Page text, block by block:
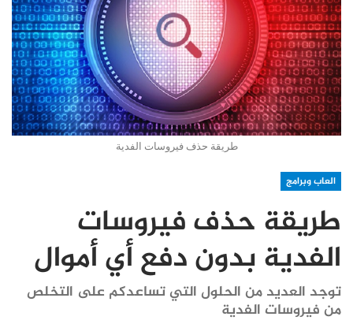
طريقة حذف فيروسات الفدية
العاب وبرامج
طريقة حذف فيروسات
الفدية بدون دفع أي أموال
توجد العديد من الحلول التي تساعدكم على التخلص
من فيروسات الفدية